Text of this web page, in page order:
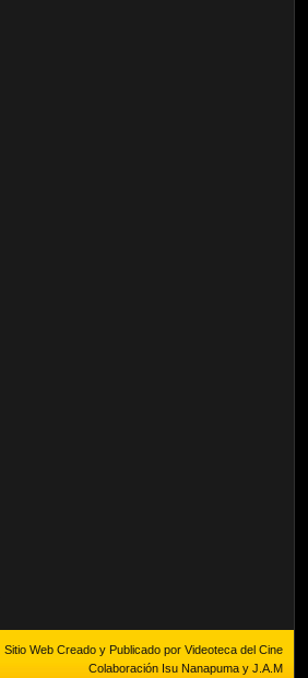
Sitio Web Creado y Publicado por Videoteca del Cine
Colaboración Isu Nanapuma y J.A.M